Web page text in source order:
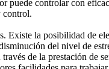
puede controlar con
control.
la posibilidad de
del nivel de
de la prestación de